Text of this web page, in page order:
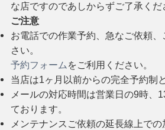
な店ですのであしからずご了承くだ
ご注意
お電話での作業予約、急なご依頼
さい。
予約フォーム をご利用ください。
当店は1ヶ月以前からの完全予約制
メールの対応時間は営業日の9時、
ております。
メンテナンスご依頼の延長線上で